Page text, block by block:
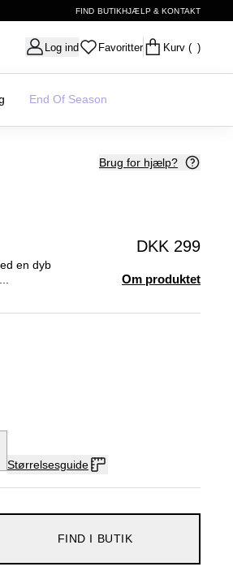
FIND BUTIKHJÆLP & KONTAKT
Log ind Favoritter Kurv ( )
End Of Season
Brug for hjælp?
DKK 299
en dyb
Om produktet
Størrelsesguide
FIND I BUTIK